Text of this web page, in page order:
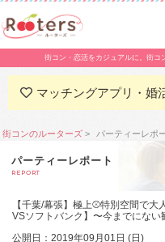
街コン・恋活をカジュアルに。街
マッチングアプリ・婚
街コンのルーターズ パーティーレポ
パーティーレポート
REPORT
【千葉/幕張】極上⚾特別空間で
VSソフトバンク】〜今までにな
公開日：2019年09月01日 (日)